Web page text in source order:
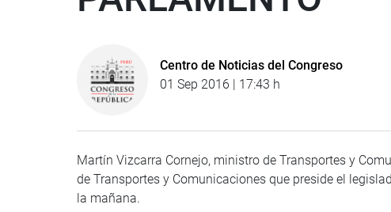
Centro de Noticias del Congreso
01 Sep 2016 | 17:43 h
Martín Vizcarra Cornejo, ministro de Transportes y
de Transportes y Comunicaciones que preside el
la mañana.